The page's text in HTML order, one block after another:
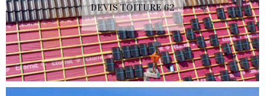
DEVIS TOITURE 62